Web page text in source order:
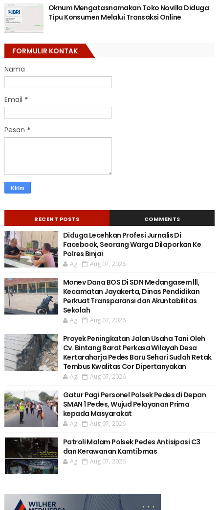
Oknum Mengatasnamakan Toko Novilla Diduga
Tipu Konsumen Melalui Transaksi Online
FORMULIR KONTAK
Nama
Email *
Pesan *
RECENT POSTS COMMENTS
Diduga Lecehkan Profesi Jurnalis Di
Facebook, Seorang Warga Dilaporkan Ke
Polres Binjai
Ag Aug 07, 2026
Monev Dana BOS Di SDN Medangasem lll,
Kecamatan Jayakerta, Dinas Pendidikan
Perkuat Transparansi dan Akuntabilitas
Sekolah
Ag Aug 07, 2026
Proyek Peningkatan Jalan Usaha Tani Oleh
Cv. Bintang Barat Perkasa Wilayah Desa
Kertaraharja Pedes Baru Sehari Sudah Retak
Tembus Kwalitas Cor Dipertanyakan
Ag Aug 07, 2026
Gatur Pagi Personel Polsek Pedes di Depan
SMAN 1 Pedes, Wujud Pelayanan Prima
kepada Masyarakat
Ag Aug 07, 2026
Patroli Malam Polsek Pedes Antisipasi C3
dan Kerawanan Kamtibmas
Ag Aug 07, 2026